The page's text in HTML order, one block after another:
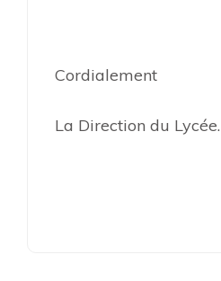
Cordialement
La Direction du Lycée.